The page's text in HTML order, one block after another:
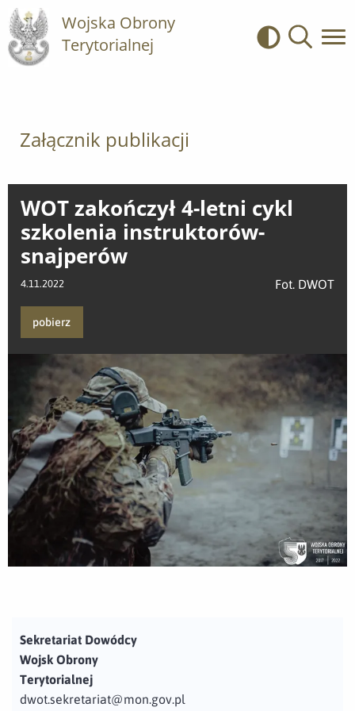
Wojska Obrony
Terytorialnej
Kontrast
Załącznik publikacji
WOT zakończył 4-letni cykl
szkolenia instruktorów-
snajperów
4.11.2022 Fot. DWOT
pobierz
Sekretariat Dowódcy
Wojsk Obrony
Terytorialnej
dwot.sekretariat@mon.gov.pl